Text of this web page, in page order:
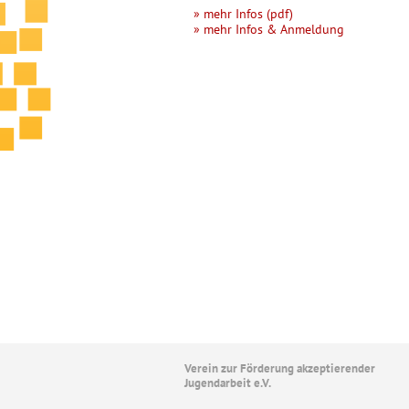
» mehr Infos (pdf)
» mehr Infos & Anmeldung
Verein zur Förderung akzeptierender
Jugendarbeit e.V.